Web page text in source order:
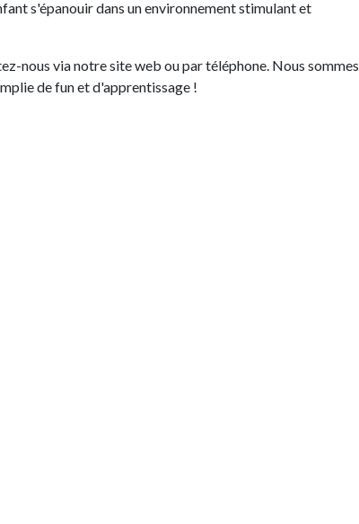
s'épanouir dans un environnement stimulant et
nous via notre site web ou par téléphone. Nous sommes
de fun et d'apprentissage !